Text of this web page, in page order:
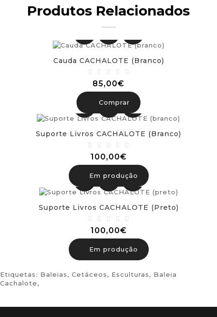
Produtos Relacionados
Cauda CACHALOTE (branco)
85,00€
Comprar
Suporte Livros CACHALOTE (branco)
100,00€
Em produção
Suporte Livros CACHALOTE (preto)
100,00€
Em produção
Etiquetas: Baleias, Cetáceos, Esculturas, Baleia
Cachalote,